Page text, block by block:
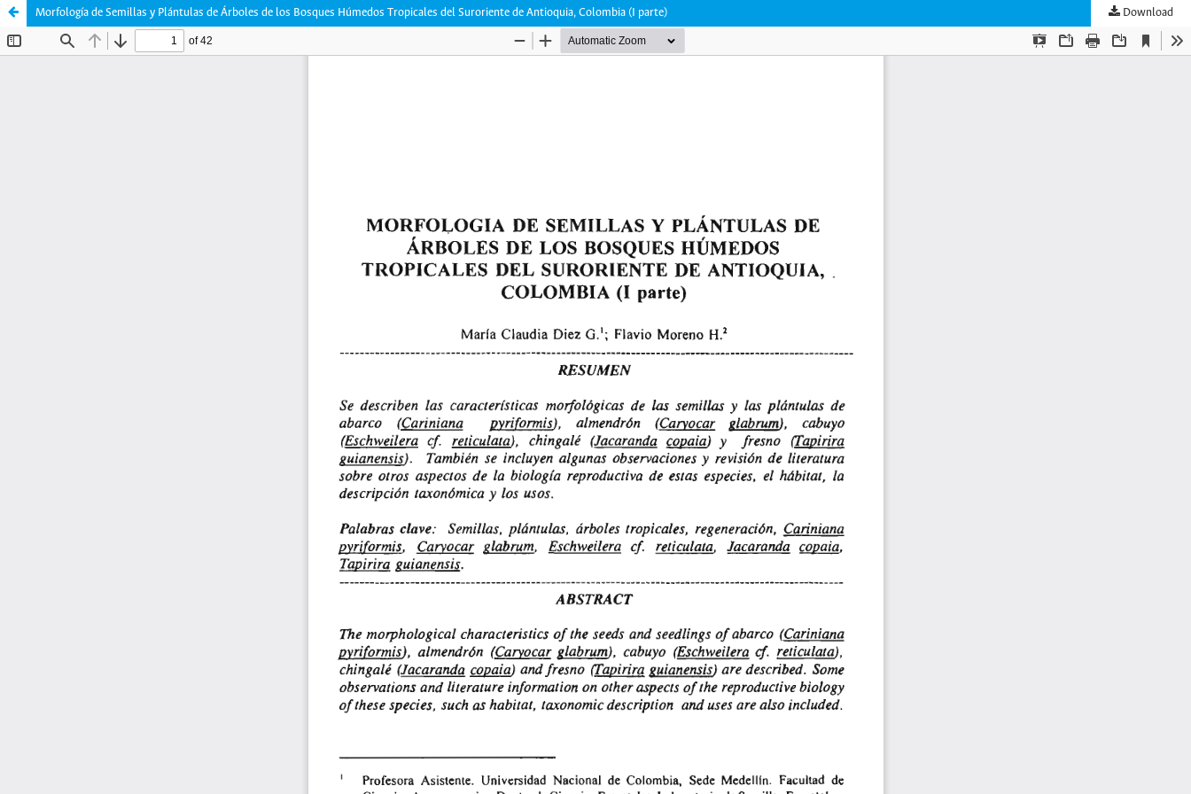
Morfología de Semillas y Plántulas de Árboles de los Bosques Húmedos Tropicales del Suroriente de Antioquia, Colombia (I parte) Download